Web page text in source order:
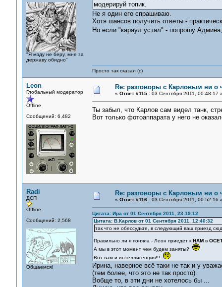
"Я мзду не беру, мне за
державу обидно"
модерируй топик.
Не я один его спрашиваю.
Хотя шансов получить ответы -
Но если "караул устал" - попрошу
Просто так сказал (с)
Leon
Глобальный модератор
Offline
Сообщений: 6,482
Re: разговоры с Карловым ни о
« Ответ #115 :03 Сентября 2011, 00:48:17
Ты забыл, что Карлов сам видел танк,
Вот только фотоаппарата у него не
Radi
ДСП
Offline
Сообщений: 2,568
Общаемся!
Re: разговоры с Карловым ни о
« Ответ #116 :03 Сентября 2011, 00:52:16
Цитата: Ира от 01 Сентября 2011, 23:19:12
Цитата: В.Карлов от 01 Сентября 2011, 12:40:32
так что не обессудьте, в следующий ваш приезд
Правильно ли я поняла - Леон приедет к НАМв
А мы в этот момент чем будем заняты?
Вот вам и интеллигенция!!!
Ирина, наверное всё таки не так и у
(тем более, что это не так просто).
Вобще то, в эти дни не хотелось бы ...